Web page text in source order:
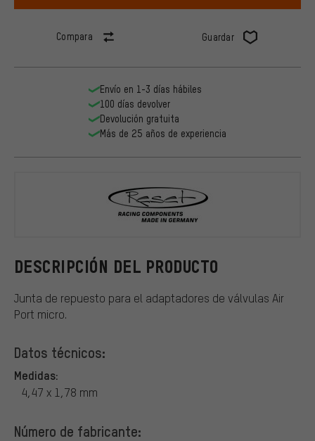
Compara Guardar
DESCRIPCIÓN DEL PRODUCTO
Junta de repuesto para el adaptadores de válvulas Air
Port micro.
Datos técnicos:
Medidas:
4,47 x 1,78 mm
Número de fabricante:
Envío en 1-3 días hábiles
100 días devolver
Devolución gratuita
Más de 25 años de experiencia